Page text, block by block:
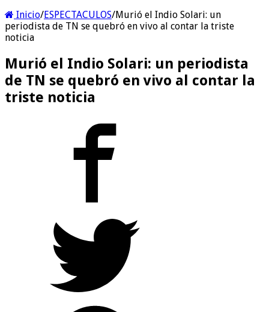
Inicio/ESPECTACULOS/Murió el Indio Solari: un
periodista de TN se quebró en vivo al contar la triste
noticia
Murió el Indio Solari: un periodista
de TN se quebró en vivo al contar la
triste noticia